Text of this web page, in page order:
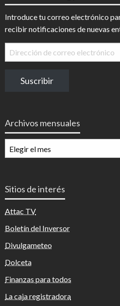
Introduce tu correo electrónico
recibir notificaciones de nuevas
Dirección
de
electrónico
Suscribir
Archivos mensuales
mensuales
Sitios de interés
Attac TV
Boletín del Inversor
Divulgameteo
Dolceta
Finanzas para todos
La caja registradora